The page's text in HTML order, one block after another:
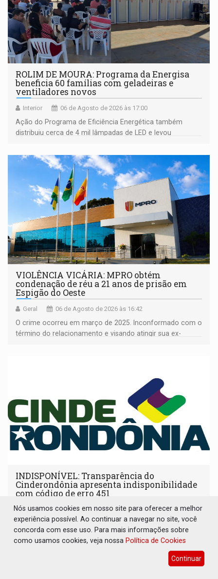
ROLIM DE MOURA: Programa da Energisa
beneficia 60 famílias com geladeiras e
ventiladores novos
Interior 06 de Agosto de 2026 às 17:00
Ação do Programa de Eficiência Energética também
distribuiu cerca de 4 mil lâmpadas de LED e levou
comunidade
VIOLÊNCIA VICÁRIA: MPRO obtém
condenação de réu a 21 anos de prisão em
Espigão do Oeste
Geral 06 de Agosto de 2026 às 16:42
O crime ocorreu em março de 2025. Inconformado com o
término do relacionamento e visando atingir sua ex-
INDISPONÍVEL: Transparência do
Cinderondônia apresenta indisponibilidade
com código de erro 451
Geral 06 de Agosto de 2026 às 16:42
Página do consórcio público exibe aviso de manutenção,
mas carrega status associado a restrições legais
Nós usamos cookies em nosso site para oferecer a melhor
experiência possível. Ao continuar a navegar no site, você
concorda com esse uso. Para mais informações sobre
como usamos cookies, veja nossa Política de Cookies
Continuar